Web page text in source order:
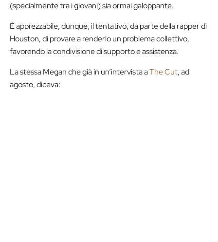
(specialmente tra i giovani) sia ormai galoppante.
È apprezzabile, dunque, il tentativo, da parte della rapper di
Houston, di provare a renderlo un problema collettivo,
favorendo la condivisione di supporto e assistenza.
La stessa Megan che già in un’intervista aThe Cut, ad
agosto, diceva: